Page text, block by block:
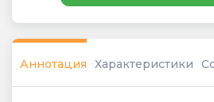
Аннотация Характеристики